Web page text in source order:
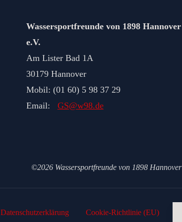
Wassersportfreunde von 1898 Hannover
e.V.
Am Lister Bad 1A
30179 Hannover
Mobil: (01 60) 5 98 37 29
Email: GS@w98.de
©2026 Wassersportfreunde von 1898 Hannover
Datenschutz­erklärung Cookie-Richtlinie (EU)